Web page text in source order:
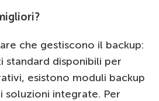
che gestiscono il backup:
standard disponibili per
esistono moduli backup
soluzioni integrate. Per